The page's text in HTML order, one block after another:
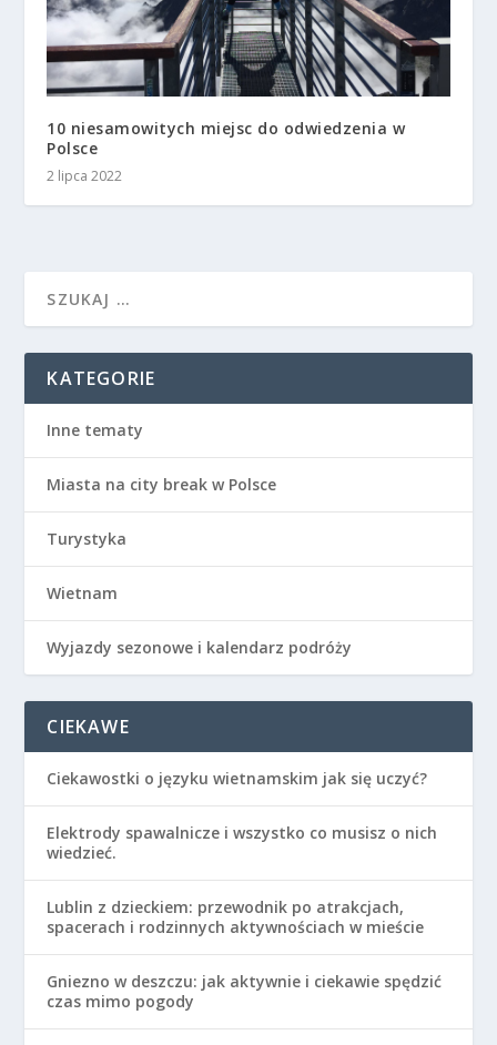
10 niesamowitych miejsc do odwiedzenia w
Polsce
2 lipca 2022
KATEGORIE
Inne tematy
Miasta na city break w Polsce
Turystyka
Wietnam
Wyjazdy sezonowe i kalendarz podróży
CIEKAWE
Ciekawostki o języku wietnamskim jak się uczyć?
Elektrody spawalnicze i wszystko co musisz o nich
wiedzieć.
Lublin z dzieckiem: przewodnik po atrakcjach,
spacerach i rodzinnych aktywnościach w mieście
Gniezno w deszczu: jak aktywnie i ciekawie spędzić
czas mimo pogody